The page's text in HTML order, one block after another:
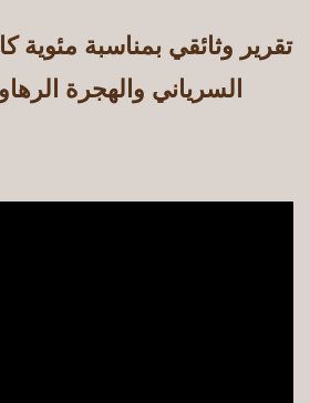
تقرير وثائقي بمناسبة مئوية
السرياني والهجرة